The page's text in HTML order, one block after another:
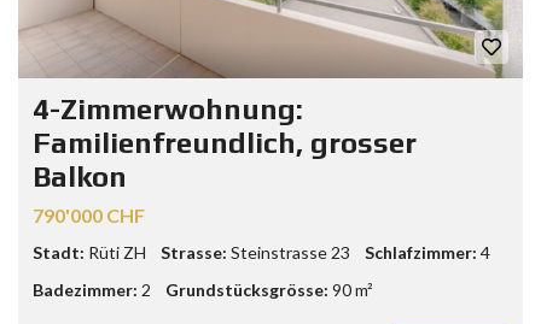
4-Zimmerwohnung:
Familienfreundlich, grosser
Balkon
790'000 CHF
Stadt: Rüti ZH Strasse: Steinstrasse 23 Schlafzimmer: 4
Badezimmer: 2 Grundstücksgrösse: 90 m²